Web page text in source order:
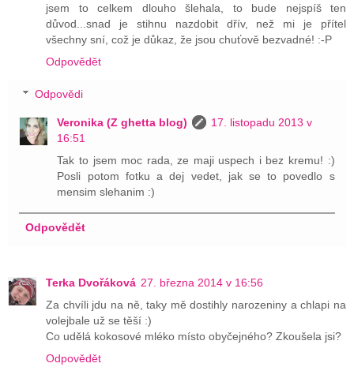
jsem to celkem dlouho šlehala, to bude nejspíš ten
důvod...snad je stihnu nazdobit dřív, než mi je přítel
všechny sní, což je důkaz, že jsou chuťově bezvadné! :-P
Odpovědět
Odpovědi
Veronika (Z ghetta blog)
17. listopadu 2013 v
16:51
Tak to jsem moc rada, ze maji uspech i bez kremu! :)
Posli potom fotku a dej vedet, jak se to povedlo s
mensim slehanim :)
Odpovědět
Terka Dvořáková 27. března 2014 v 16:56
Za chvíli jdu na ně, taky mě dostihly narozeniny a chlapi na
volejbale už se těší :)
Co udělá kokosové mléko místo obyčejného? Zkoušela jsi?
Odpovědět